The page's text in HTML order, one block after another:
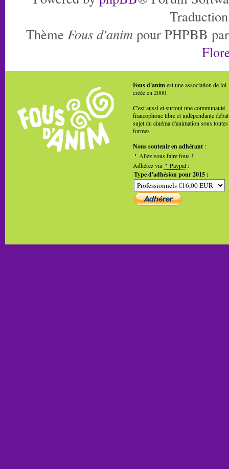
Thème Fous d'anim pour PHPBB
Fous d'animest une association de loi
créée en 2000.
C'est aussi et surtout une communauté
francophone libre et indépendante
sujet du cinéma d'animation sous toutes
formes
Nous soutenir en adhérant :
Allez vous faire fous !
Adhérez via
Paypal :
Type d'adhésion pour 2015 :